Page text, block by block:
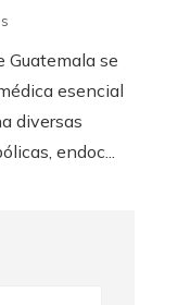
Guatemala se
esencial
diversas
endoc...